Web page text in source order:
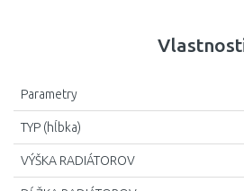
Parametry
TYP (hĺbka)
VÝŠKA RADIÁTOROV